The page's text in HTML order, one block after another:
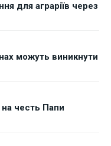
для аграріїв через
можуть виникнути
честь Папи